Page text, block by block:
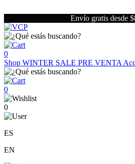
Envío gratis desde
0
Shop WINTER SALE PRE VENTA
0
0
ES
EN